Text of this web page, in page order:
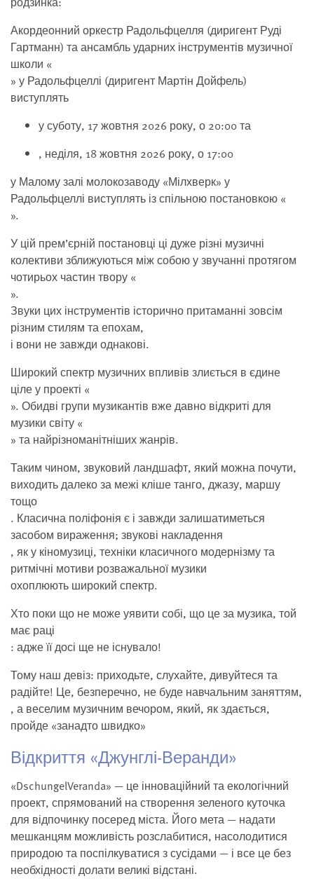
Акордеонний оркестр Радольфцелля (диригент Руді
Гартманн) та ансамбль ударних інструментів музичної
школи «
» у Радольфцеллі (диригент Мартін Дойфель)
виступлять
у суботу, 17 жовтня 2026 року, о 20:00 та
, неділя, 18 жовтня 2026 року, о 17:00
у Малому залі молокозаводу «Мілхверк» у
Радольфцеллі виступлять із спільною постановкою «
».
У цій прем’єрній постановці ці дуже різні музичні
колективи зближуються між собою у звучанні протягом
чотирьох частин твору «
».
Звуки цих інструментів історично притаманні зовсім
різним стилям та епохам,
і вони не завжди однакові.
Широкий спектр музичних впливів злиється в єдине
ціле у проекті «
». Обидві групи музикантів вже давно відкриті для
музики світу «
» та найрізноманітніших жанрів.
Таким чином, звуковий ландшафт, який можна почути,
виходить далеко за межі кліше танго, джазу, маршу
тощо
. Класична поліфонія є і завжди залишатиметься
засобом вираження; звукові накладення
, як у кіномузиці, техніки класичного модернізму та
ритмічні мотиви розважальної музики
охоплюють широкий спектр.
Хто поки що не може уявити собі, що це за музика, той
має раці
: адже її досі ще не існувало!
Тому наш девіз: приходьте, слухайте, дивуйтеся та
радійте! Це, безперечно, не буде навчальним заняттям,
, а веселим музичним вечором, який, як здається,
пройде «занадто швидко»
Відкриття «Джунглі-Веранди»
«DschungelVeranda» — це інноваційний та екологічний
проект, спрямований на створення зеленого куточка
для відпочинку посеред міста. Його мета — надати
мешканцям можливість розслабитися, насолодитися
природою та поспілкуватися з сусідами — і все це без
необхідності долати великі відстані.